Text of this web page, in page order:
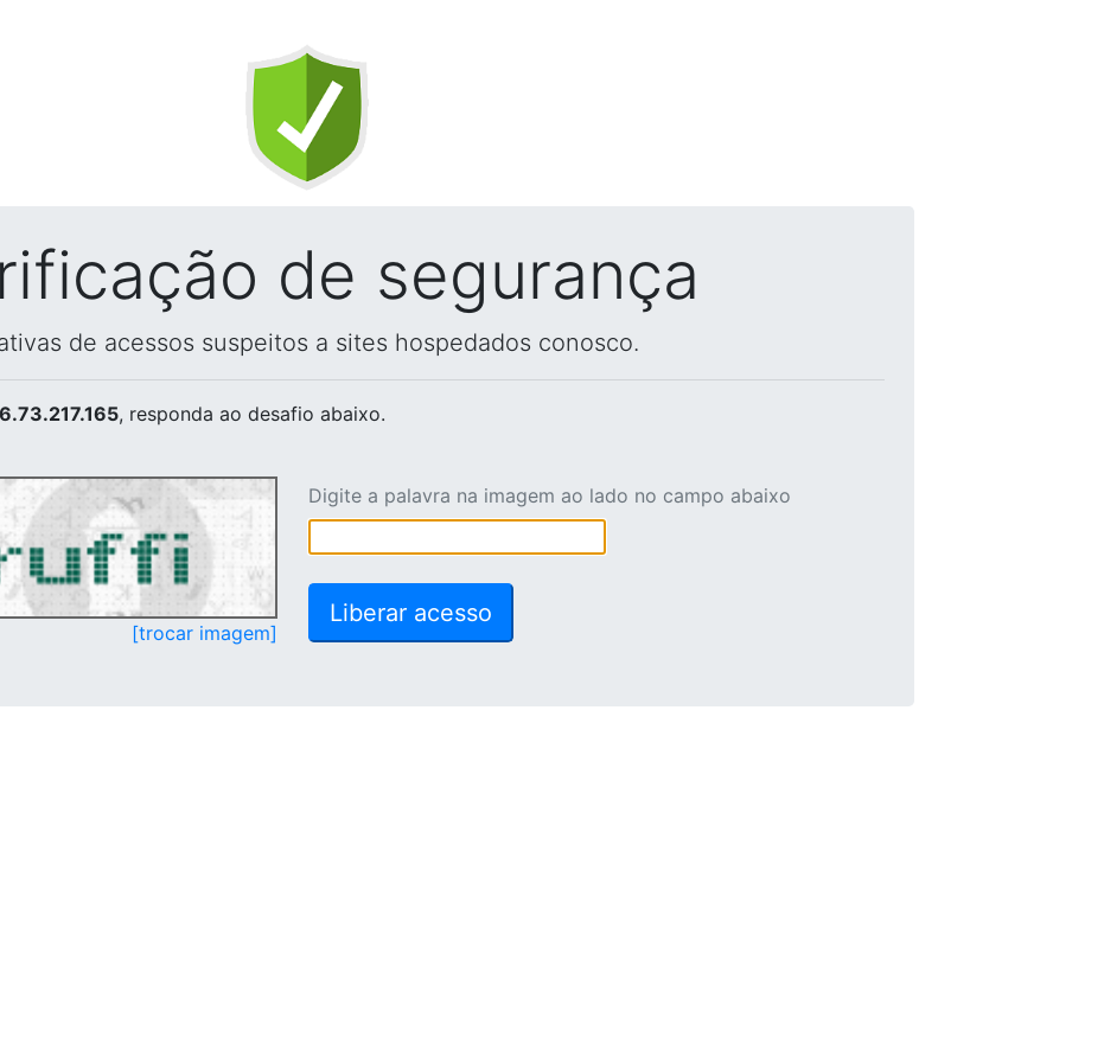
de segurança
de acessos suspeitos a sites hospedados conosco.
, responda ao desafio abaixo.
[trocar imagem]
Digite a palavra na imagem ao lado no campo abaixo